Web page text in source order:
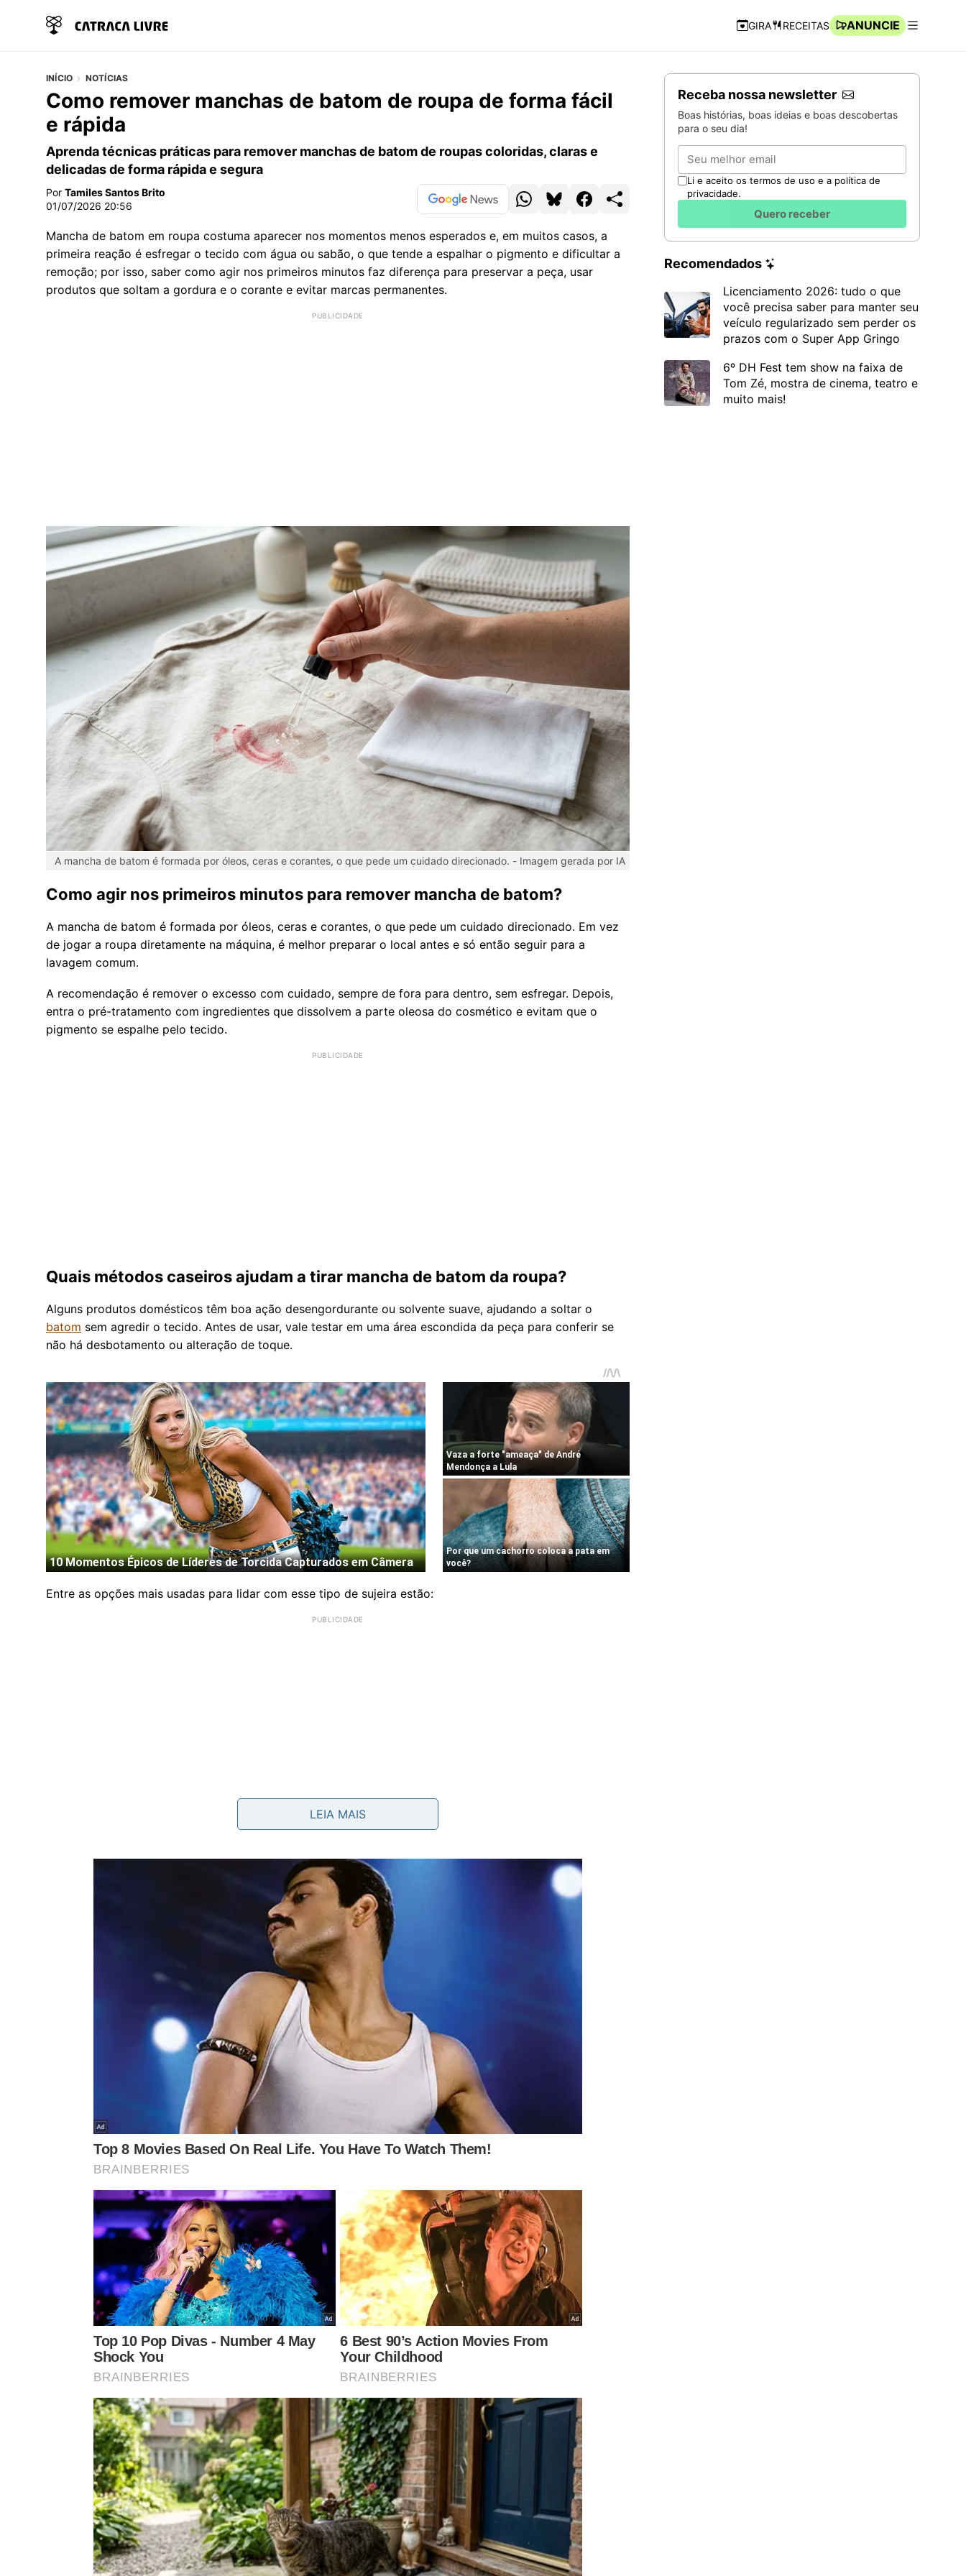
Navegação Rápida
GIRA RECEITAS
ANUNCIE
INÍCIO NOTÍCIAS
Como remover manchas de batom de roupa de forma fácil
e rápida
Aprenda técnicas práticas para remover manchas de batom de roupas coloridas, claras e
delicadas de forma rápida e segura
Por Tamiles Santos Brito
01/07/2026 20:56
Mancha de batom em roupa costuma aparecer nos momentos menos esperados e, em muitos casos, a
primeira reação é esfregar o tecido com água ou sabão, o que tende a espalhar o pigmento e dificultar a
remoção; por isso, saber como agir nos primeiros minutos faz diferença para preservar a peça, usar
produtos que soltam a gordura e o corante e evitar marcas permanentes.
A mancha de batom é formada por óleos, ceras e corantes, o que pede um cuidado direcionado. - Imagem gerada por IA
Como agir nos primeiros minutos para remover mancha de batom?
A mancha de batom é formada por óleos, ceras e corantes, o que pede um cuidado direcionado. Em vez
de jogar a roupa diretamente na máquina, é melhor preparar o local antes e só então seguir para a
lavagem comum.
A recomendação é remover o excesso com cuidado, sempre de fora para dentro, sem esfregar. Depois,
entra o pré-tratamento com ingredientes que dissolvem a parte oleosa do cosmético e evitam que o
pigmento se espalhe pelo tecido.
Quais métodos caseiros ajudam a tirar mancha de batom da roupa?
Alguns produtos domésticos têm boa ação desengordurante ou solvente suave, ajudando a soltar o
batom sem agredir o tecido. Antes de usar, vale testar em uma área escondida da peça para conferir se
não há desbotamento ou alteração de toque.
Entre as opções mais usadas para lidar com esse tipo de sujeira estão:
Álcool 70%ou comum: usado em pequena quantidade em um pano limpo ou algodão, apenas
: desenvolvido para dissolver cosméticos resistentes, inclusive
: friccionado com suavidade somente na área manchada e
Conheça os produtos caseiros mais usados para remover manchas de batom e saiba como proteger as fibras durante a
limpeza. - Imagem gerada por inteligência artificial
Como proteger o tecido ao remover mancha de batom?
Enquanto se tenta limpar a peça, é essencial evitar danos às fibras, sobretudo em
intensos ou com estampas sensíveis. O uso inadequado de produtos ou excesso de atrito pode causar
desbotamento, deformação e até rasgos.
Alguns cuidados básicos ajudam a preservar a roupa: ler a etiqueta antes de qualquer procedimento,
preferir água fria, evitar alvejante com cloro em peças coloridas e não usar escovas duras em tecidos
delicados; se a mancha resistir em seda, renda, linho fino ou roupas de festa, o mais seguro é interromper
as tentativas caseiras e levar a uma lavanderia profissional, informando o tipo de batom e o que já foi
aplicado.
LEIA MAIS
Receba nossa newsletter
Boas histórias, boas ideias e boas descobertas
para o seu dia!
Email
Li e aceito os termos de uso e a política de
privacidade.
Quero receber
Recomendados
Licenciamento 2026: tudo o que
você precisa saber para manter seu
veículo regularizado sem perder os
prazos com o Super App Gringo
6º DH Fest tem show na faixa de
Tom Zé, mostra de cinema, teatro e
muito mais!